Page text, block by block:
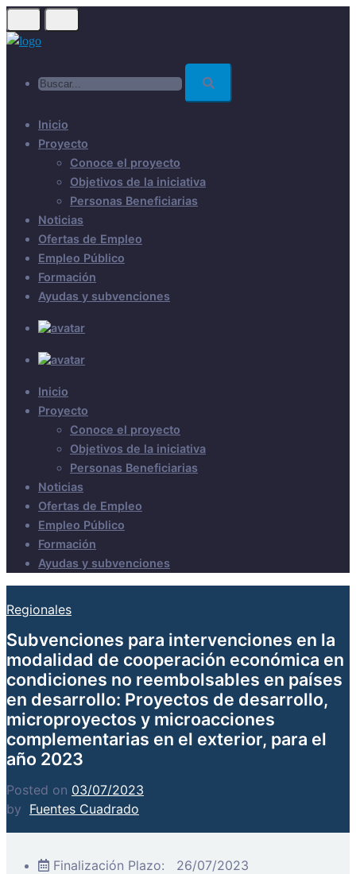
Skip
to
Inicio
Proyecto
Conoce el proyecto
Objetivos de la iniciativa
Personas Beneficiarias
Noticias
Ofertas de Empleo
Empleo Público
Formación
Ayudas y subvenciones
Inicio
Proyecto
Conoce el proyecto
Objetivos de la iniciativa
Personas Beneficiarias
Noticias
Ofertas de Empleo
Empleo Público
Formación
Ayudas y subvenciones
Regionales
Subvenciones para intervenciones en la
modalidad de cooperación económica en
condiciones no reembolsables en países
en desarrollo: Proyectos de desarrollo,
microproyectos y microacciones
complementarias en el exterior, para el
año 2023
Posted on 03/07/2023
by Fuentes Cuadrado
Finalización Plazo:
26/07/2023